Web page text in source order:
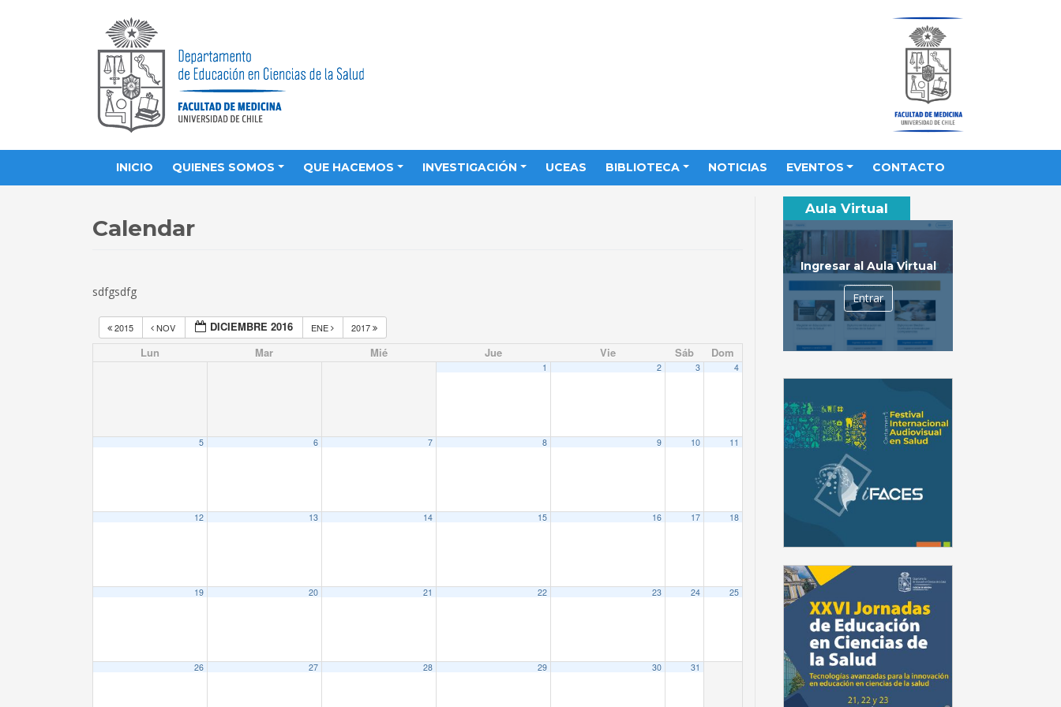
INICIO QUIENES SOMOS QUE HACEMOS INVESTIGACIÓN UCEAS BIBLIOTECA NOTICIAS EVENTOS CONTACTO
Calendar
sdfgsdfg
2015 NOV DICIEMBRE 2016 ENE 2017
Lun Mar Mié Jue Vie Sáb Dom
1 2 3 4
5 6 7 8 9 10 11
12 13 14 15 16 17 18
19 20 21 22 23 24 25
26 27 28 29 30 31
Aula Virtual
Ingresar al Aula Virtual
Entrar